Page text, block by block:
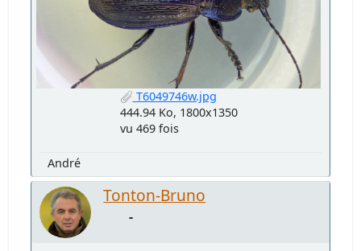
T6049746w.jpg
444.94 Ko, 1800x1350
vu 469 fois
André
Tonton-Bruno
-